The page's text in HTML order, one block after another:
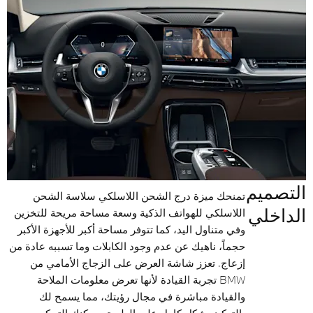
التصميم
الداخلي
تمنحك ميزة درج الشحن اللاسلكي سلاسة الشحن
اللاسلكي للهواتف الذكية وسعة مساحة مريحة للتخزين
وفي متناول اليد، كما تتوفر مساحة أكبر للأجهزة الأكبر
حجماً، ناهيك عن عدم وجود الكابلات وما تسببه عادة من
إزعاج. تعزز شاشة العرض على الزجاج الأمامي من
BMW تجربة القيادة لأنها تعرض معلومات الملاحة
والقيادة مباشرة في مجال رؤيتك، مما يسمح لك